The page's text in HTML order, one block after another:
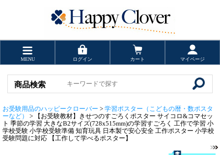
MENU ログイン カート マイページ
商品検索
お受験用品のハッピークローバー > 学習ポスター（こどもの暦・数ポスタ
ーなど）
> 【お受験教材】きせつのすごろくポスター サイコロ&コマセッ
ト 季節の学習 大きなB2サイズ(728x515mm)の学習すごろく 工作で学習 小
学校受験 小学校受験準備 知育玩具 日本製で安心安全 工作ポスター 小学校
受験問題に対応 【工作して学べるポスター】